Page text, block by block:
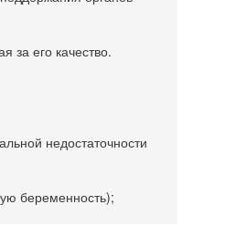
за его качество.
недостаточности
беременность);